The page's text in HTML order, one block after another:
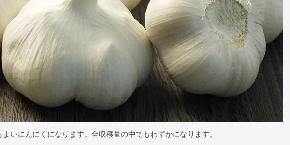
いにんにくになります。全収穫量の中でもわずかになります。